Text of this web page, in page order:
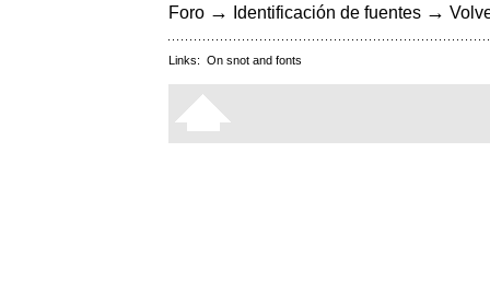
Foro → Identificación de fuentes →
Links: On snot and fonts